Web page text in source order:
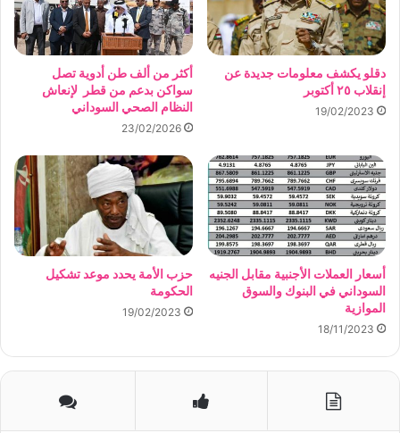
دقلو يكشف معلومات جديدة عن
إنقلاب ٢٥ أكتوبر
19/02/2023
أكثر من ألف طن أدوية تصل
سواكن بدعم من قطر لإنعاش
النظام الصحي السوداني
23/02/2026
أسعار العملات الأجنبية مقابل الجنيه
السوداني في البنوك والسوق
الموازية
18/11/2023
حزب الأمة يحدد موعد تشكيل
الحكومة
19/02/2023